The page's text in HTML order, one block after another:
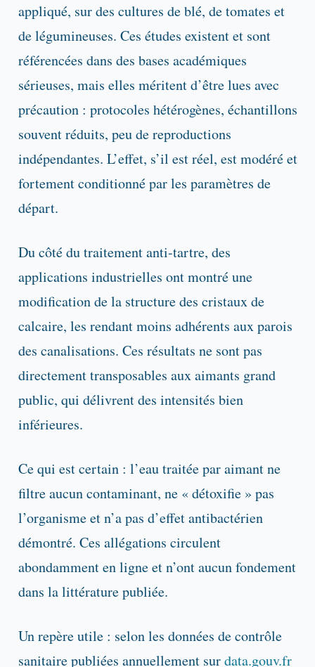
appliqué, sur des cultures de blé, de tomates et
de légumineuses. Ces études existent et sont
référencées dans des bases académiques
sérieuses, mais elles méritent d’être lues avec
précaution : protocoles hétérogènes, échantillons
souvent réduits, peu de reproductions
indépendantes. L’effet, s’il est réel, est modéré et
fortement conditionné par les paramètres de
départ.
Du côté du traitement anti-tartre, des
applications industrielles ont montré une
modification de la structure des cristaux de
calcaire, les rendant moins adhérents aux parois
des canalisations. Ces résultats ne sont pas
directement transposables aux aimants grand
public, qui délivrent des intensités bien
inférieures.
Ce qui est certain : l’eau traitée par aimant ne
filtre aucun contaminant, ne « détoxifie » pas
l’organisme et n’a pas d’effet antibactérien
démontré. Ces allégations circulent
abondamment en ligne et n’ont aucun fondement
dans la littérature publiée.
Un repère utile : selon les données de contrôle
sanitaire publiées annuellement surdata.gouv.fr